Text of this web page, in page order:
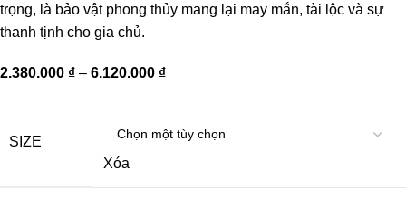
trọng, là bảo vật phong thủy mang lại may mắn, tài lộc và sự
thanh tịnh cho gia chủ.
2.380.000 ₫ – 6.120.000 ₫
SIZE
Xóa